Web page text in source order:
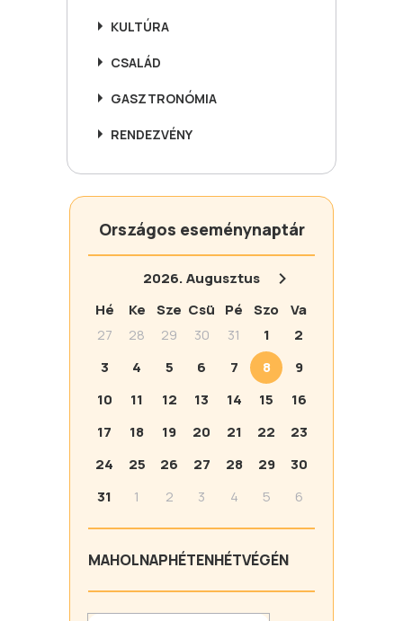
KULTÚRA
CSALÁD
GASZTRONÓMIA
RENDEZVÉNY
Országos eseménynaptár
2026.Augusztus
Hé
Ke Sze Csü Pé Szo
Va
27
28 29 30 31 1
2
3
4 5 6 7 8
9
10
11 12 13 14 15
16
17
18 19 20 21 22
23
24
25 26 27 28 29
30
31
1 2 3 4 5 6
MAHOLNAPHÉTENHÉTVÉGÉN